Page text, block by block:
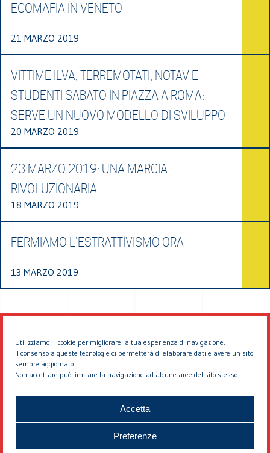
Utilizziamo i cookie per migliorare la tua esperienza di navigazione.
Il consenso a queste tecnologie ci permetterà di elaborare dati e avere un sito
sempre aggiornato.
Non accettare può limitare la navigazione ad alcune aree del sito stesso.
Accetta
Preferenze
ECOMAFIA IN VENETO
21 MARZO 2019
VITTIME ILVA, TERREMOTATI, NOTAV E
STUDENTI SABATO IN PIAZZA A ROMA:
SERVE UN NUOVO MODELLO DI SVILUPPO
20 MARZO 2019
23 MARZO 2019: UNA MARCIA
RIVOLUZIONARIA
18 MARZO 2019
FERMIAMO L’ESTRATTIVISMO ORA
13 MARZO 2019
© 2026 EDDYBURG